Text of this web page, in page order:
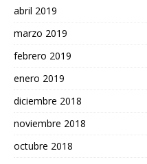
abril 2019
marzo 2019
febrero 2019
enero 2019
diciembre 2018
noviembre 2018
octubre 2018